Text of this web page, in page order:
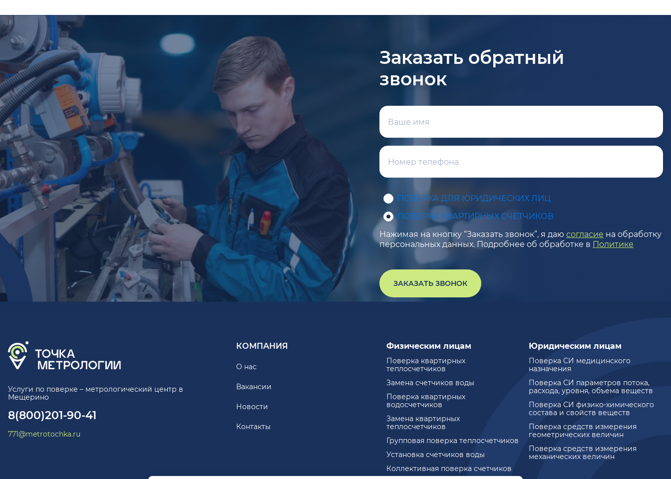
Заказать обратный
звонок
ПОВЕРКА ДЛЯ ЮРИДИЧЕСКИХ ЛИЦ
ПОВЕРКА КВАРТИРНЫХ СЧЕТЧИКОВ
Нажимая на кнопку “Заказать звонок”, я даю согласие на обработку
персональных данных. Подробнее об обработке в Политике
ЗАКАЗАТЬ ЗВОНОК
Услуги по поверке – метрологический центр в
Мещерино
8(800)201-90-41
771@metrotochka.ru
КОМПАНИЯ
О нас
Вакансии
Новости
Контакты
Физическим лицам
Поверка квартирных
теплосчетчиков
Замена счетчиков воды
Поверка квартирных
водосчетчиков
Замена квартирных
теплосчетчиков
Групповая поверка теплосчетчиков
Установка счетчиков воды
Коллективная поверка счетчиков
Юридическим лицам
Поверка СИ медицинского
назначения
Поверка СИ параметров потока,
расхода, уровня, объема веществ
Поверка СИ физико-химического
состава и свойств веществ
Поверка средств измерения
геометрических величин
Поверка средств измерения
механических величин